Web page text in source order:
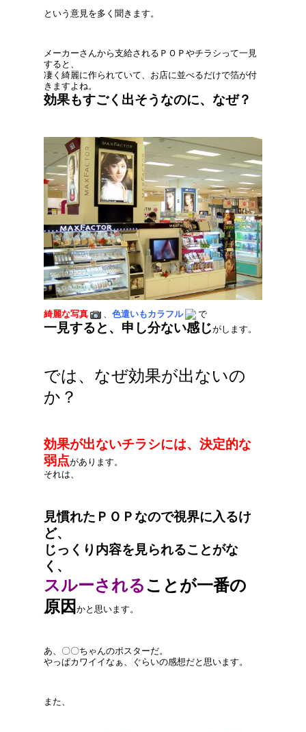
という意見を多く聞きます。
メーカーさんから支給されるＰＯＰやチラシって一見
すると、
凄く綺麗に作られていて、お店に並べるだけで箔が付
きますよね。
効果もすごく出そうなのに、なぜ？
綺麗な写真 色遣いもカラフル で
一見すると、申し分ない感じがします。
では、なぜ効果が出ないの
か？
効果が出ないチラシには、決定的な
弱点があります。
それは、
見慣れたＰＯＰなので視界に入るけ
ど、
じっくり内容を見られることがな
く、
スルーされることが一番の
原因 かと思います。
あ、〇〇ちゃんのポスターだ。
やっぱカワイイなぁ、ぐらいの感想だと思います。
また、